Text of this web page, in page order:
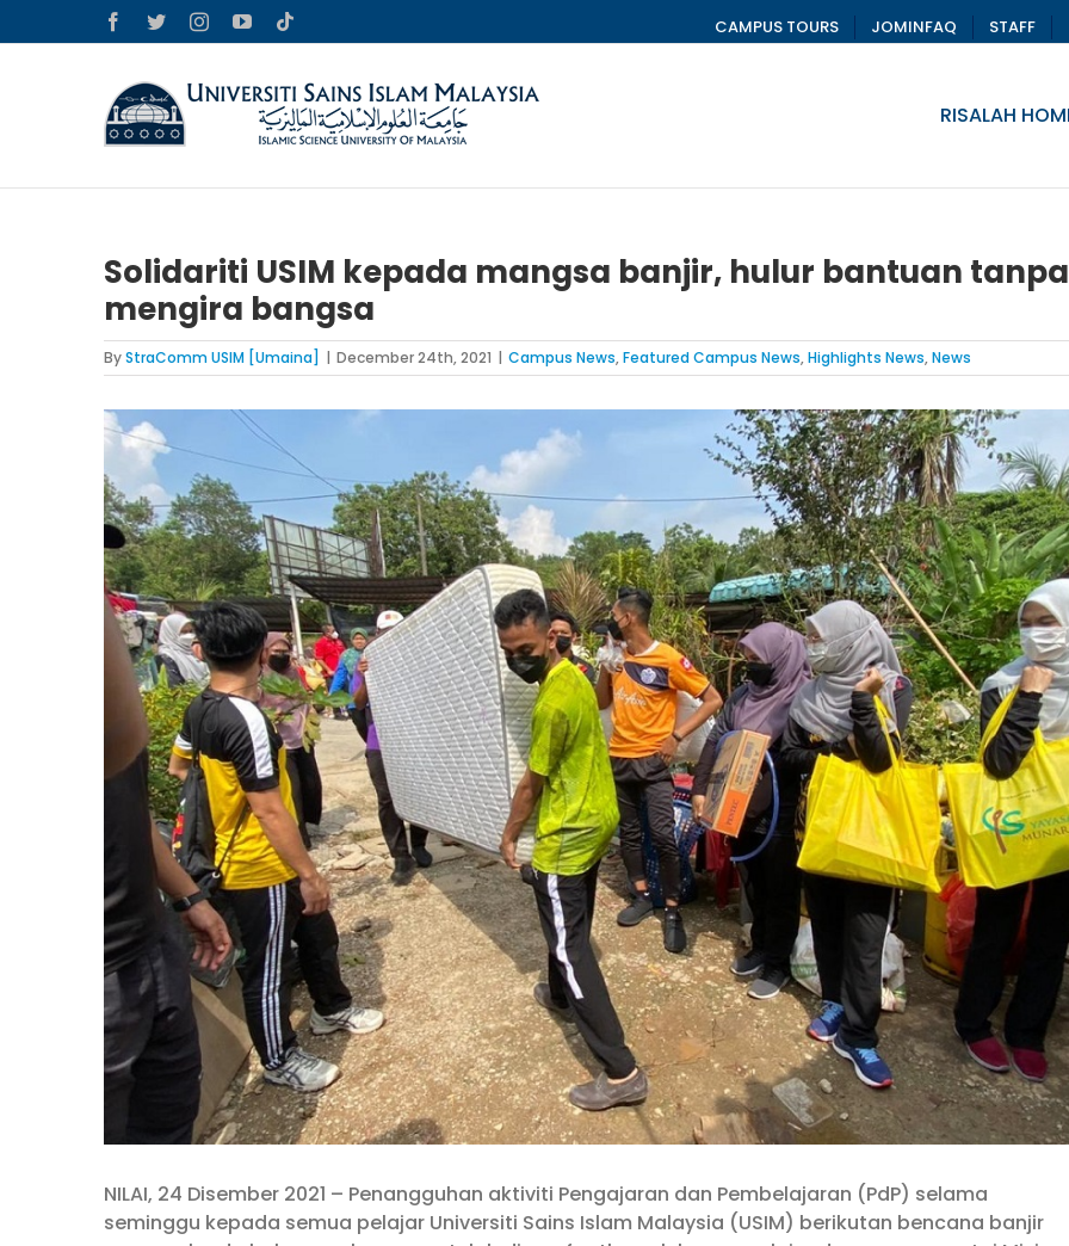
to
Facebook
TwitterInstagramYouTube CAMPUS TOURS JOMINFAQ STAFF
RISALAH
Solidariti USIM kepada mangsa banjir, hulur bantuan tanpa
mengira bangsa
ByStraComm USIM [Umaina] | December 24th, 2021 | Campus News,Featured Campus News,Highlights News,News
View
Larger
Image
NILAI, 24 Disember 2021 – Penangguhan aktiviti Pengajaran dan Pembelajaran (PdP) selama
seminggu kepada semua pelajar Universiti Sains Islam Malaysia (USIM) berikutan bencana banjir